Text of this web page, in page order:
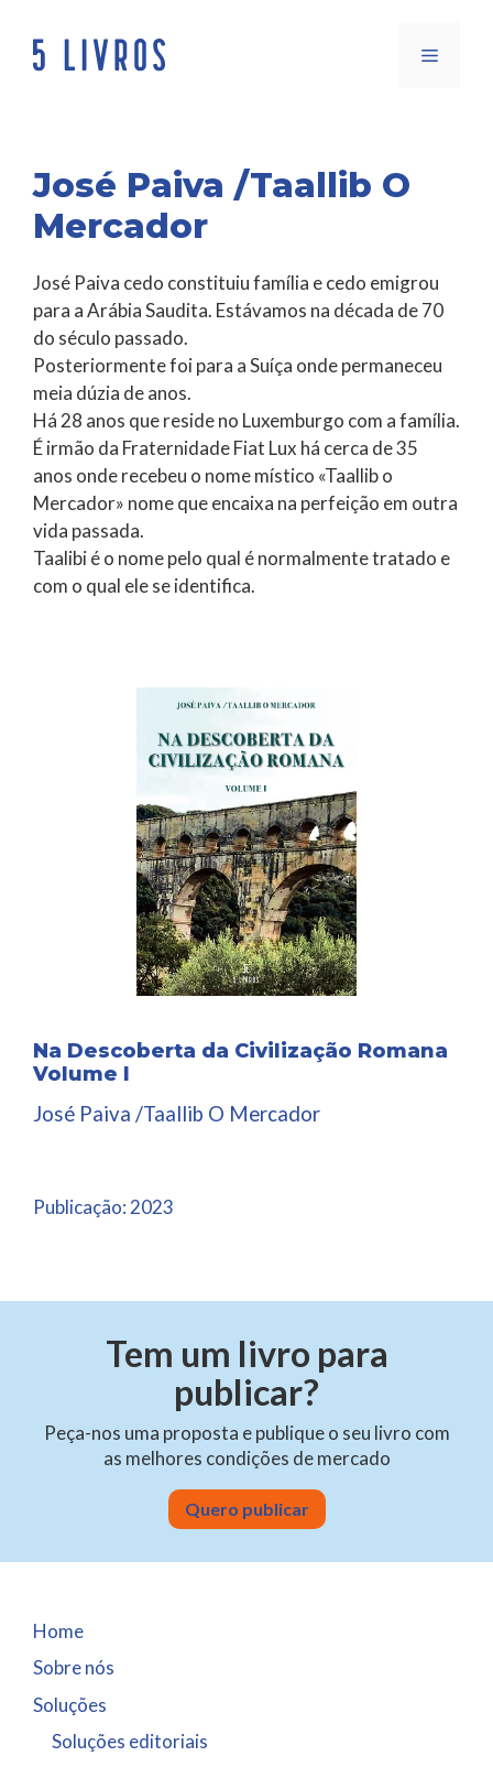
para
Menu
José Paiva /Taallib O
Mercador
José Paiva cedo constituiu família e cedo emigrou
para a Arábia Saudita. Estávamos na década de 70
do século passado.
Posteriormente foi para a Suíça onde permaneceu
meia dúzia de anos.
Há 28 anos que reside no Luxemburgo com a família.
É irmão da Fraternidade Fiat Lux há cerca de 35
anos onde recebeu o nome místico «Taallib o
Mercador» nome que encaixa na perfeição em outra
vida passada.
Taalibi é o nome pelo qual é normalmente tratado e
com o qual ele se identifica.
Na Descoberta da Civilização Romana
Volume I
José Paiva /Taallib O Mercador
Publicação: 2023
Tem um livro para
publicar?
Peça-nos uma proposta e publique o seu livro com
as melhores condições de mercado
Quero publicar
Home
Sobre nós
Soluções
Soluções editoriais